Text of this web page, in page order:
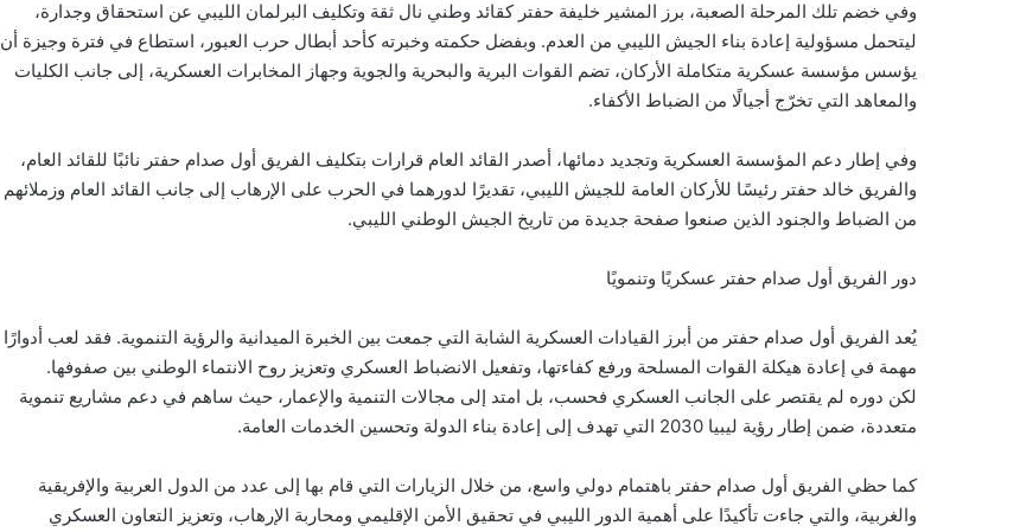
وفي خضم تلك المرحلة الصعبة، برز المشير خليفة حفتر كقائد وطني نال ثقة وتكليف البرلمان الليبي عن استحقاق وجدارة،
ليتحمل مسؤولية إعادة بناء الجيش الليبي من العدم. وبفضل حكمته وخبرته كأحد أبطال حرب العبور، استطاع في فترة وجيزة أن
يؤسس مؤسسة عسكرية متكاملة الأركان، تضم القوات البرية والبحرية والجوية وجهاز المخابرات العسكرية، إلى جانب الكليات
والمعاهد التي تخرّج أجيالًا من الضباط الأكفاء.
وفي إطار دعم المؤسسة العسكرية وتجديد دمائها، أصدر القائد العام قرارات بتكليف الفريق أول صدام حفتر نائبًا للقائد العام،
والفريق خالد حفتر رئيسًا للأركان العامة للجيش الليبي، تقديرًا لدورهما في الحرب على الإرهاب إلى جانب القائد العام وزملائهم
من الضباط والجنود الذين صنعوا صفحة جديدة من تاريخ الجيش الوطني الليبي.
دور الفريق أول صدام حفتر عسكريًا وتنمويًا
يُعد الفريق أول صدام حفتر من أبرز القيادات العسكرية الشابة التي جمعت بين الخبرة الميدانية والرؤية التنموية. فقد لعب أدوارًا
مهمة في إعادة هيكلة القوات المسلحة ورفع كفاءتها، وتفعيل الانضباط العسكري وتعزيز روح الانتماء الوطني بين صفوفها.
لكن دوره لم يقتصر على الجانب العسكري فحسب، بل امتد إلى مجالات التنمية والإعمار، حيث ساهم في دعم مشاريع تنموية
متعددة، ضمن إطار رؤية ليبيا 2030 التي تهدف إلى إعادة بناء الدولة وتحسين الخدمات العامة.
كما حظي الفريق أول صدام حفتر باهتمام دولي واسع، من خلال الزيارات التي قام بها إلى عدد من الدول العربية والإفريقية
والغربية، والتي جاءت تأكيدًا على أهمية الدور الليبي في تحقيق الأمن الإقليمي ومحاربة الإرهاب، وتعزيز التعاون العسكري